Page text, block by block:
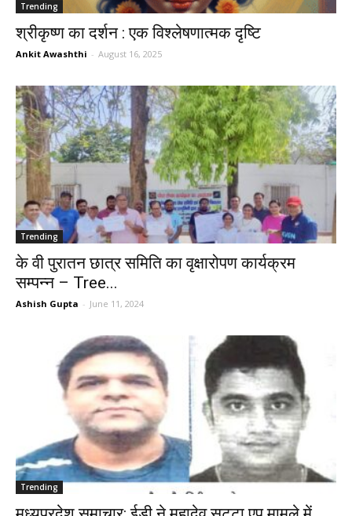
Trending
श्रीकृष्ण का दर्शन : एक विश्लेषणात्मक दृष्टि
Ankit Awashthi - August 16, 2025
Trending
के वी पुरातन छात्र समिति का वृक्षारोपण कार्यक्रम
सम्पन्न – Tree...
Ashish Gupta - June 11, 2024
Trending